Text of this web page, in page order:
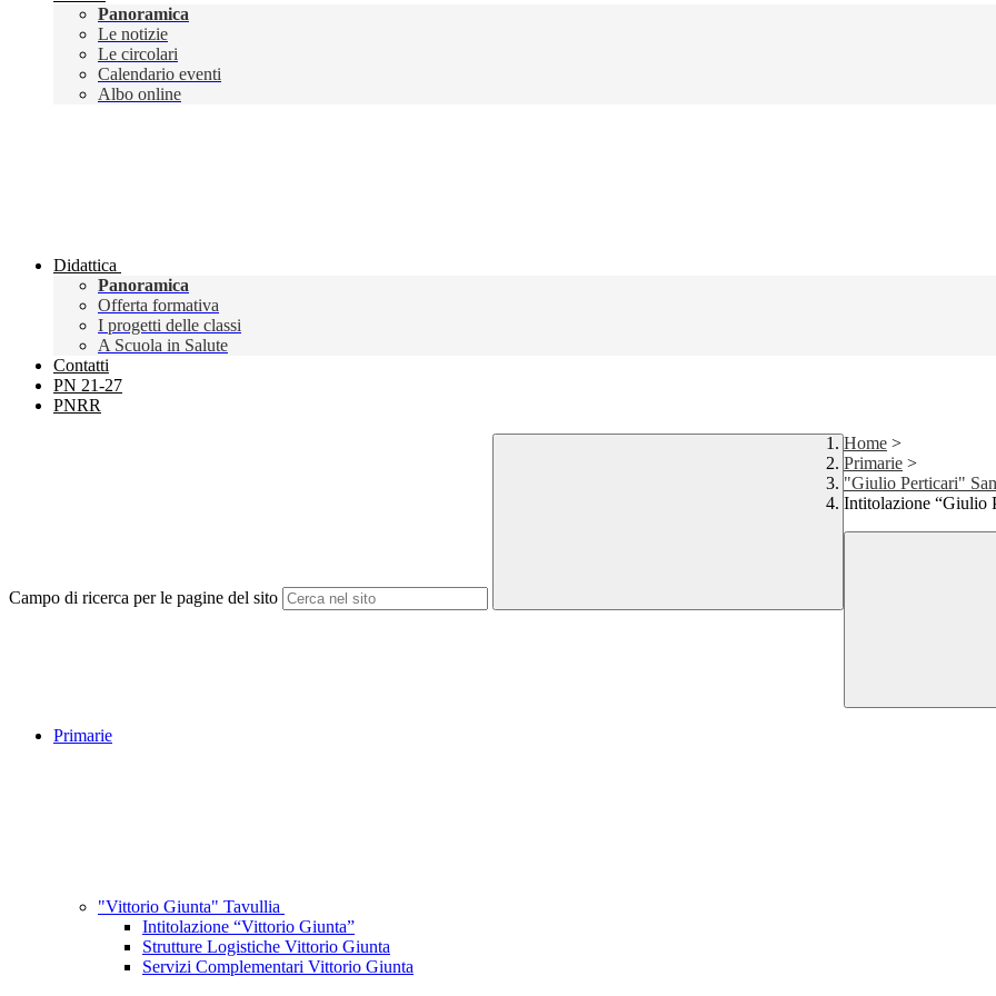
Panoramica
Le notizie
Le circolari
Calendario eventi
Albo online
Didattica
Panoramica
Offerta formativa
I progetti delle classi
A Scuola in Salute
Contatti
PN 21-27
PNRR
Campo di ricerca per le pagine del sito
Home >
Primarie >
"Giulio Perticari"
Intitolazione “Giulio
Primarie
"Vittorio Giunta" Tavullia
Intitolazione “Vittorio Giunta”
Strutture Logistiche Vittorio Giunta
Servizi Complementari Vittorio Giunta